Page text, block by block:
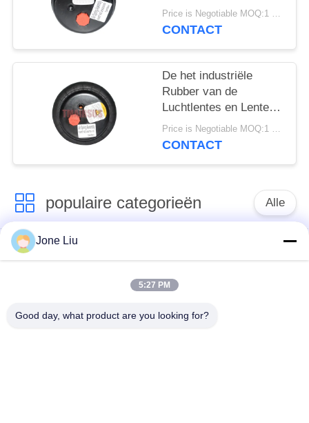
Lucht van de
vrachtwagenlucht
Price is Negotiable MOQ:1 PC
CONTACT
De het industriële
Rubber van de
Luchtlentes en Lente
van de Staal2e6*6
2S70-13 Lucht
Price is Negotiable MOQ:1 PC
CONTACT
populaire categorieën Alle
De Schok van de
luchtopschorting
luchtopschorting
Benz de Delen
BMW-de Delen van
Jone Liu
5:27 PM
Good day, what product are you looking for?